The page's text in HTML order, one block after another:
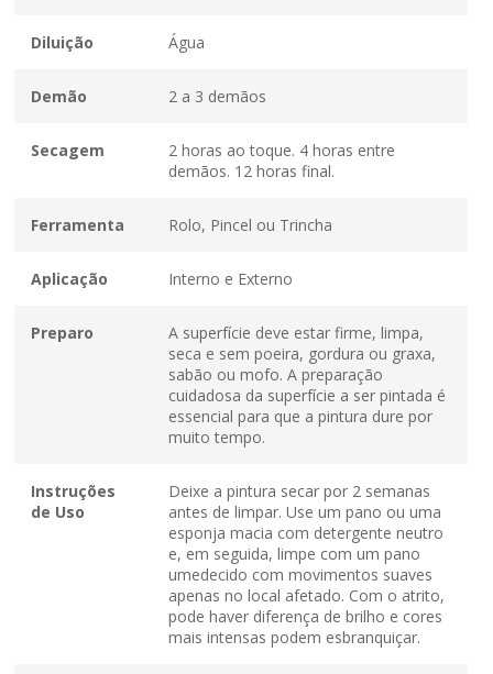
Diluição Água
Demão 2 a 3 demãos
Secagem
2 horas ao toque. 4 horas entre
demãos. 12 horas final.
Ferramenta Rolo, Pincel ou Trincha
Aplicação Interno e Externo
Preparo
A superfície deve estar firme, limpa,
seca e sem poeira, gordura ou graxa,
sabão ou mofo. A preparação
cuidadosa da superfície a ser pintada é
essencial para que a pintura dure por
muito tempo.
Instruções
de Uso
Deixe a pintura secar por 2 semanas
antes de limpar. Use um pano ou uma
esponja macia com detergente neutro
e, em seguida, limpe com um pano
umedecido com movimentos suaves
apenas no local afetado. Com o atrito,
pode haver diferença de brilho e cores
mais intensas podem esbranquiçar.